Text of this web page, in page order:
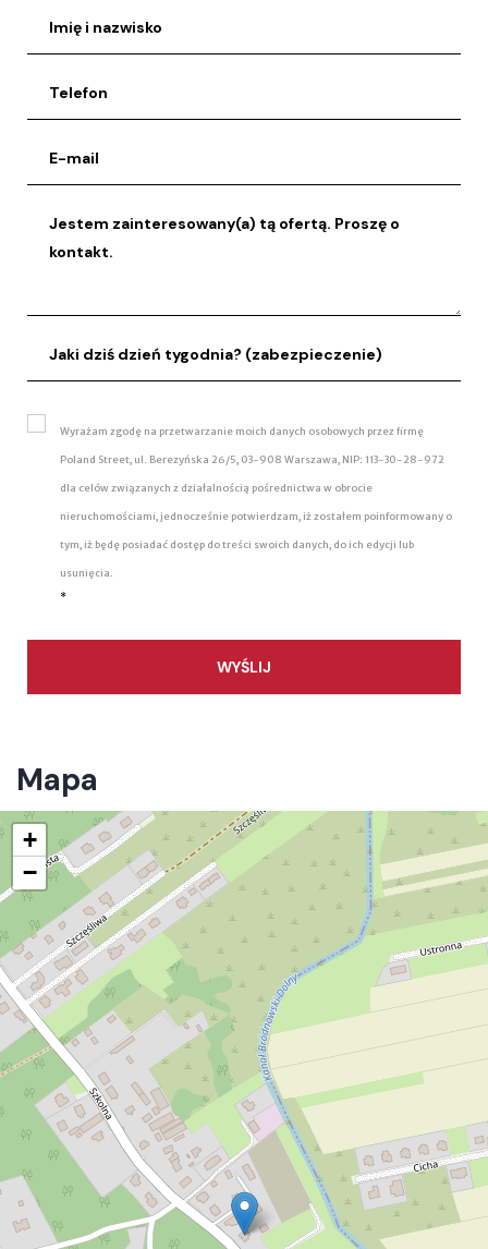
Wyrażam zgodę na przetwarzanie moich danych osobowych przez firmę
Poland Street, ul. Berezyńska 26/5, 03-908 Warszawa, NIP: 113-30-28-972
dla celów związanych z działalnością pośrednictwa w obrocie
nieruchomościami, jednocześnie potwierdzam, iż zostałem poinformowany o
tym, iż będę posiadać dostęp do treści swoich danych, do ich edycji lub
usunięcia.
*
Mapa
+
−